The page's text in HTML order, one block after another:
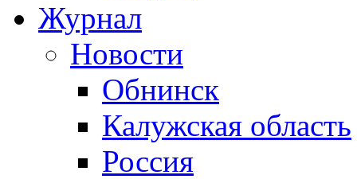
Журнал
Новости
Обнинск
Калужская область
Россия